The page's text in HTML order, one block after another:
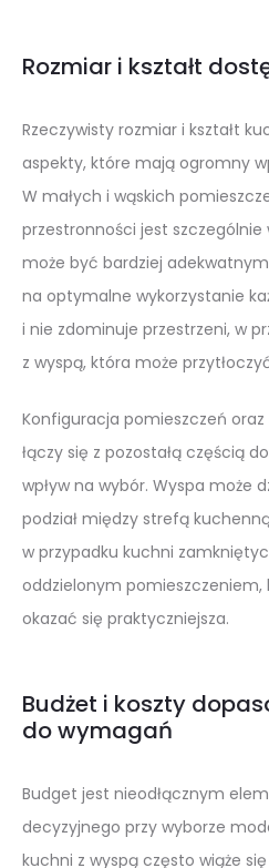
Rozmiar i kształt
Rzeczywisty rozmiar i kształt
aspekty, które mają ogromny
W małych i wąskich
przestronności jest szczególnie
może być bardziej
na optymalne wykorzystanie
i nie zdominuje przestrzeni, w
z wyspą, która może
Konfiguracja pomieszczeń oraz
łączy się z pozostałą częścią
wpływ na wybór. Wyspa może
podział między strefą
w przypadku kuchni
oddzielonym pomieszczeniem,
okazać się praktyczniejsza.
Budżet i koszty
do wymagań
Budget jest nieodłącznym
decyzyjnego przy wyborze
kuchni z wyspą często wiąże